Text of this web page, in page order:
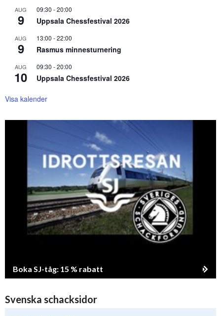
AUG
9
09:30 -20:00
Uppsala Chessfestival 2026
AUG
9
13:00 -22:00
Rasmus minnesturnering
AUG
10
09:30 -20:00
Uppsala Chessfestival 2026
Visa kalender
Boka SJ-tåg: 15 % rabatt
Svenska schacksidor